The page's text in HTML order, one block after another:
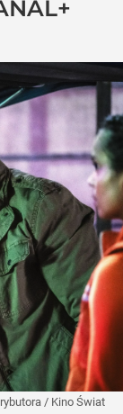
/ Kino Świat